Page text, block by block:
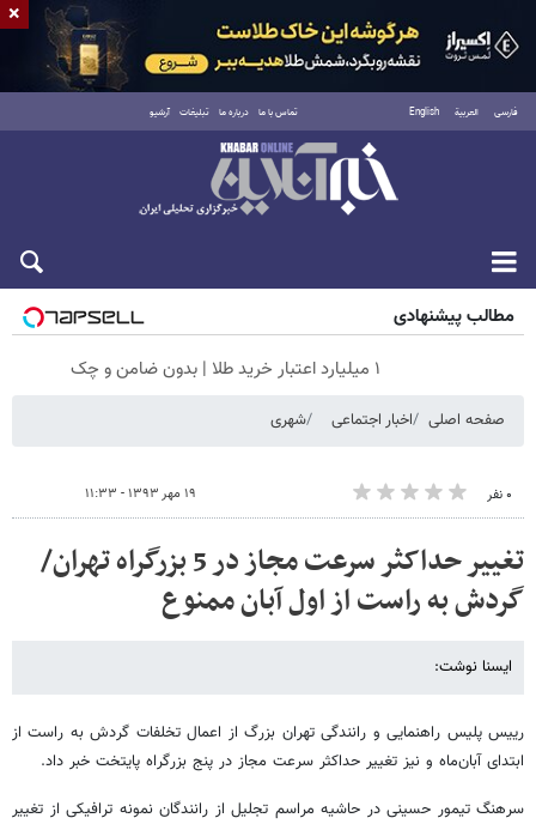
فارسی العربية English تماس با ما درباره ما تبلیغات آرشیو
جمعه ۱۶ مرداد ۱۴۰۵
مطالب پیشنهادی
۱ میلیارد اعتبار خرید طلا | بدون ضامن و چک
صفحه اصلی اخبار اجتماعی شهری
۰ نفر ۱۹ مهر ۱۳۹۳ - ۱۱:۳۳
تغییر حداکثر سرعت مجاز در 5 بزرگراه تهران/
گردش به راست از اول آبان ممنوع
ایسنا نوشت:
رییس پلیس راهنمایی و رانندگی تهران بزرگ از اعمال تخلفات گردش به راست از
ابتدای آبان‌ماه و نیز تغییر حداکثر سرعت مجاز در پنج بزرگراه پایتخت خبر داد.
سرهنگ تیمور حسینی در حاشیه مراسم تجلیل از رانندگان نمونه ترافیکی از تغییر
×